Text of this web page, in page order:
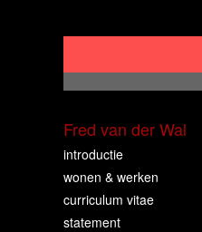
Fred van der Wal
introductie
wonen & werken
curriculum vitae
statement